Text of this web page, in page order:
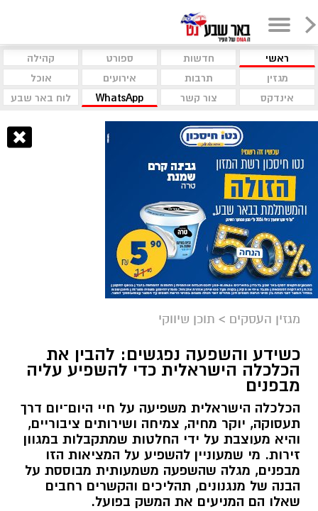
ראשי חדשות ספורט
קהילה
מגזין
תרבות אירועים
אוכל
אינדקס
צור קשר WhatsApp לוח באר שבע
מגזין העסקים > תוכן שיווקי
כשידע והשפעה נפגשים: להבין את
הכלכלה הישראלית כדי להשפיע עליה
מבפנים
הכלכלה הישראלית משפיעה על חיי היום־יום דרך
תעסוקה, יוקר מחיה, צמיחה ושירותים ציבוריים,
והיא מעוצבת על ידי החלטות שמתקבלות במגוון
זירות. מי שמעוניין להשפיע על המציאות הזו
מבפנים, מגלה שהשפעה משמעותית מבוססת על
הבנה של מנגנונים, תהליכים והקשרים רחבים
שאלו הם המניעים את המשק בפועל.